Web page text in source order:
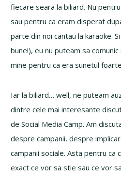
fiecare seara la biliard. Nu
sau pentru ca eram disperat
parte din noi cantau la karaoke.
bune!), eu nu puteam sa
mine pentru ca era sunetul
Iar la biliard… well, ne puteam
dintre cele mai interesante
de Social Media Camp. Am
despre campanii, despre
campanii sociale. Asta pentru ca
exact ce vor sa stie sau ce vor